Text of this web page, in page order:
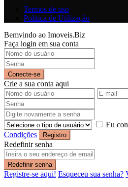
Termos de uso
Politica de Utilização
Bemvindo ao Imoveis.Biz
Faça login em sua conta
Conecte-se
Crie a sua conta aqui
Eu
Condições
Registro
Redefinir senha
Redefinir senha
Registre-se aqui! Esqueceu sua senha?